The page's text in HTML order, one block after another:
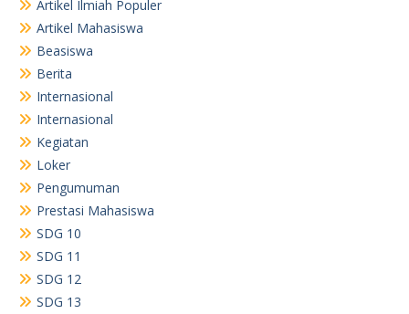
Artikel Ilmiah Populer
Artikel Mahasiswa
Beasiswa
Berita
Internasional
Internasional
Kegiatan
Loker
Pengumuman
Prestasi Mahasiswa
SDG 10
SDG 11
SDG 12
SDG 13